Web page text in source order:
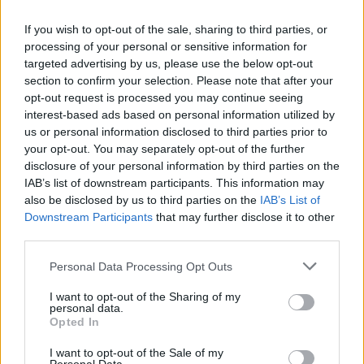
If you wish to opt-out of the sale, sharing to third parties, or
processing of your personal or sensitive information for
targeted advertising by us, please use the below opt-out
section to confirm your selection. Please note that after your
opt-out request is processed you may continue seeing
interest-based ads based on personal information utilized by
us or personal information disclosed to third parties prior to
your opt-out. You may separately opt-out of the further
disclosure of your personal information by third parties on the
IAB’s list of downstream participants. This information may
also be disclosed by us to third parties on the IAB’s List of
Downstream Participants that may further disclose it to other
Please note that this website/app uses one or more Google
not limited to your visit or usage behaviour. You may click to
grant or deny consent to Google and its third-party tags to
use your data for below specified purposes in below Google
consent section.
Personal Data Processing Opt Outs
I want to opt-out of the Sharing of my
personal data.
Opted In
I want to opt-out of the Sale of my
αναληθείς και δυσφημιστικοί οι ισχυρισμοί»
Πιο σχολιασμένα
Marfin: Η 46χρονη πήρε προθεσμία για
να απολογηθεί την Τρίτη – «Είναι αθώα,
συμμετείχε στη διαδήλωση όπως και
100.000 άτομα»
96 Βγήκαν ξανά τα μαχαίρια στην Ελπίδα
για τη Δημοκρατία: «Καρυστιανού,
Γρατσία και Γαλανός μετέτρεψαν το
Μεταφορές χρημάτων: Πότε μπορεί να
θεωρηθούν δωρεές και να επιβληθεί
Απίστευτο κι όμως αληθινό -
Aναστέλλονται τα τακτικά ραντεβού του
Χανίων επειδή κλάπηκε το μηχανάκι του